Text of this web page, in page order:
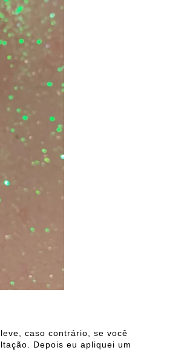
caso contrário, se você
Depois eu apliquei um